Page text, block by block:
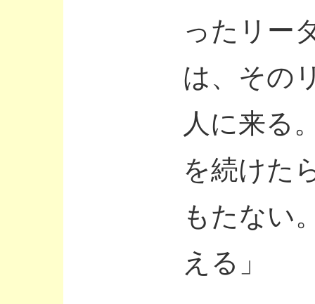
ったリー
は、その
人に来る
を続けた
もたない
える」